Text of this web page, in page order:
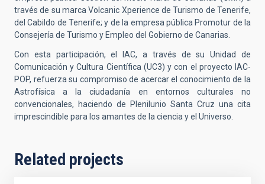
través de su marca Volcanic Xperience de Turismo de Tenerife,
del Cabildo de Tenerife; y de la empresa pública Promotur de la
Consejería de Turismo y Empleo del Gobierno de Canarias.
Con esta participación, el IAC, a través de su Unidad de
Comunicación y Cultura Científica (UC3) y con el proyecto IAC-
POP, refuerza su compromiso de acercar el conocimiento de la
Astrofísica a la ciudadanía en entornos culturales no
convencionales, haciendo de Plenilunio Santa Cruz una cita
imprescindible para los amantes de la ciencia y el Universo.
Related projects